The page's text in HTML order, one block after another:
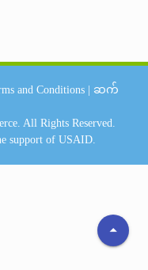
arrow_drop_up
and Conditions
ဆက်
All Rights Reserved.
support of USAID.